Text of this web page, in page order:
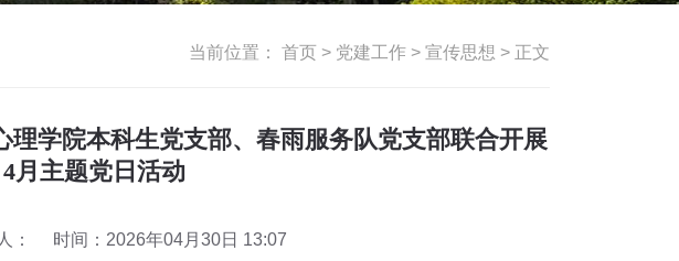
当前位置： 首页 > 党建工作 > 宣传思想 > 正文
学院本科生党支部、春雨服务队党支部联合开展
4月主题党日活动
： 时间：2026年04月30日 13:07